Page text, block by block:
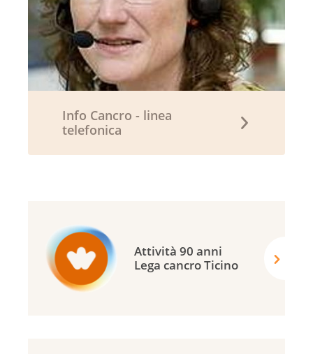
Info Cancro - linea
telefonica
Attività 90 anni
Lega cancro Ticino